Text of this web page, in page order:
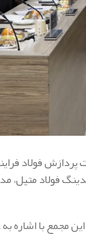
هلدینگ فولاد